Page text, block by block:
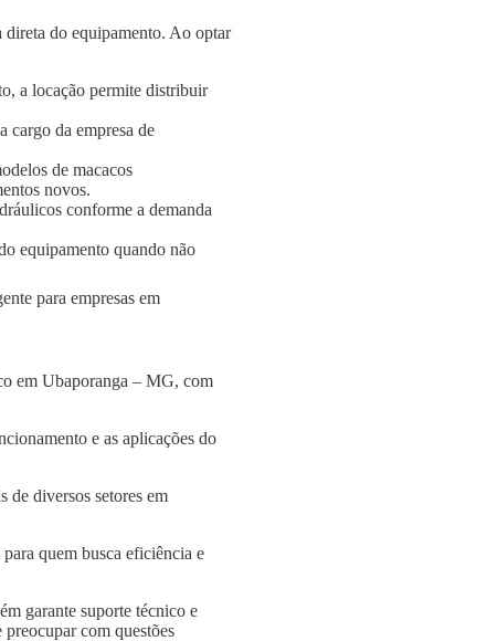
direta do equipamento. Ao optar
a locação permite distribuir
cargo da empresa de
de macacos
novos.
conforme a demanda
equipamento quando não
para empresas em
em Ubaporanga – MG, com
e as aplicações do
de diversos setores em
quem busca eficiência e
garante suporte técnico e
preocupar com questões